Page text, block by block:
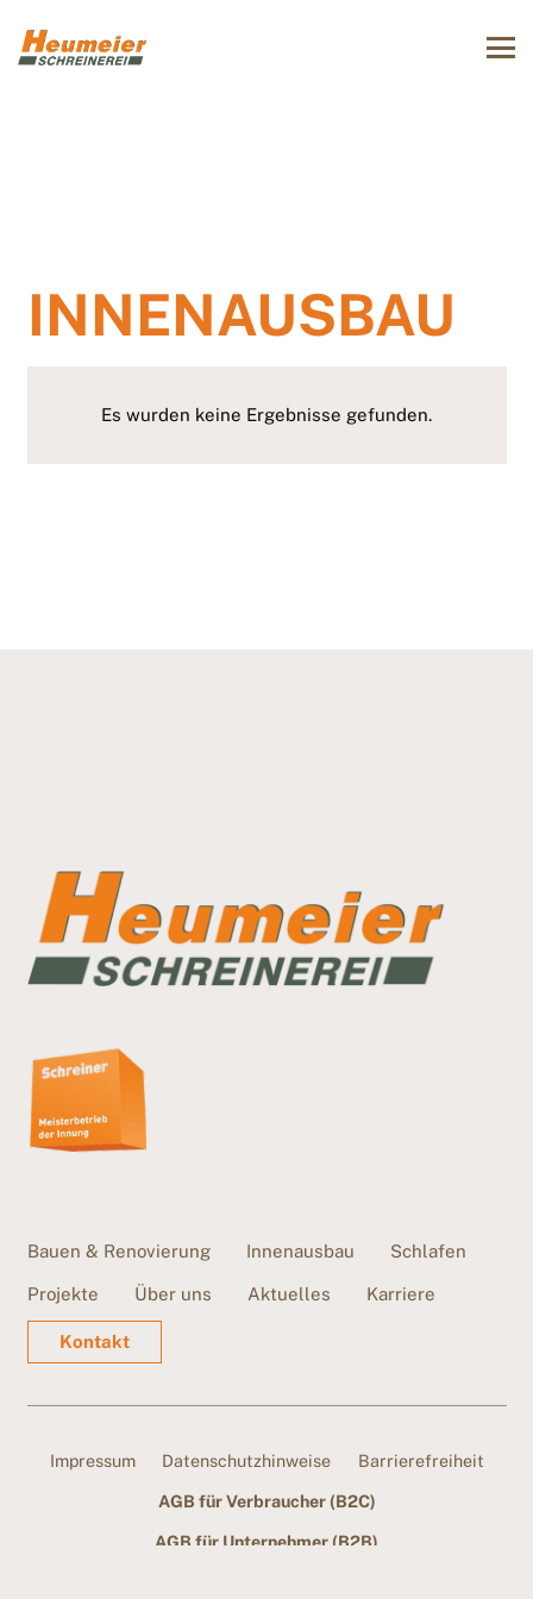
INNENAUSBAU
Es wurden keine Ergebnisse gefunden.
Bauen & Renovierung Innenausbau Schlafen
Projekte Über uns Aktuelles Karriere
Kontakt
Impressum Datenschutzhinweise
Barrierefreiheit
AGB für Verbraucher (B2C)
AGB für Unternehmer (B2B)